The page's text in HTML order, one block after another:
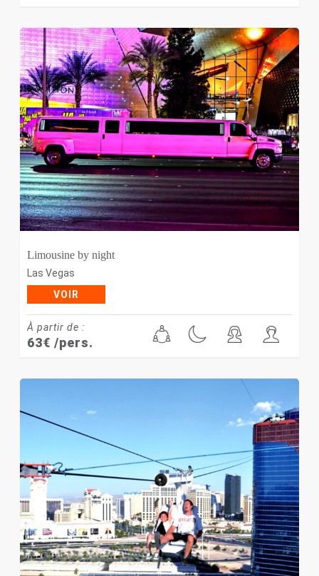
Limousine by night
Las Vegas
VOIR
À partir de :
63€ /pers.